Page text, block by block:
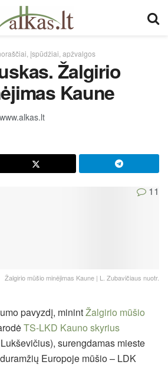
įspūdžiai, apžvalgos
Žalgirio
Kaune
11
Žalgirio mūšio minėjimas Kaune | L. Zubavičiaus nuotr.
pavyzdį, minintŽalgirio mūšio
TS-LKD Kauno skyrius
surengdamas mieste
Europoje mūšio – LDK